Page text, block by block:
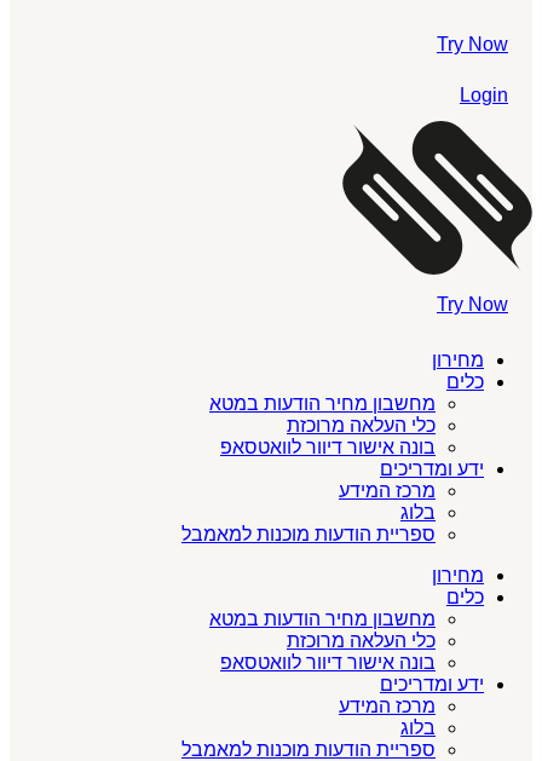
Try Now
Login
Try Now
מחירון
כלים
מחשבון מחיר הודעות במטא
כלי העלאה מרוכזת
בונה אישור דיוור לוואטסאפ
ידע ומדריכים
מרכז המידע
בלוג
ספריית הודעות מוכנות למאמבל
מחירון
כלים
מחשבון מחיר הודעות במטא
כלי העלאה מרוכזת
בונה אישור דיוור לוואטסאפ
ידע ומדריכים
מרכז המידע
בלוג
ספריית הודעות מוכנות למאמבל